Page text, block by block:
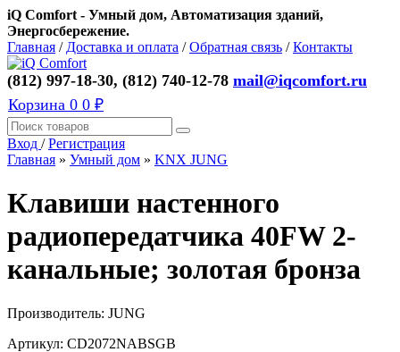
iQ Comfort - Умный дом, Автоматизация зданий,
Энергосбережение.
Главная / Доставка и оплата /Обратная связь /Контакты
(812) 997-18-30, (812) 740-12-78 mail@iqcomfort.ru
Корзина 0 0 ₽
Вход /Регистрация
Главная » Умный дом » KNX JUNG
Клавиши настенного
радиопередатчика 40FW 2-
канальные; золотая бронза
Производитель: JUNG
Артикул: CD2072NABSGB